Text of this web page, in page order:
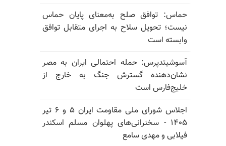
حماس: توافق صلح به‌معنای پایان حماس
نیست؛ تحویل سلاح به اجرای متقابل توافق
وابسته است
آسوشیتدپرس: حمله احتمالی ایران به مصر
نشان‌دهنده گسترش جنگ به خارج از
خلیج‌فارس است
اجلاس شورای ملی مقاومت ایران ۵ و ۶ تیر
۱۴۰۵ - سخنرانی‌های پهلوان مسلم اسکندر
فیلابی و مهدی سامع